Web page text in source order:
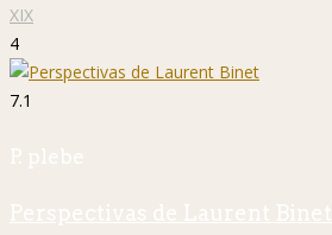
XIX
4
7.1
P. plebe
Perspectivas de Laurent Binet